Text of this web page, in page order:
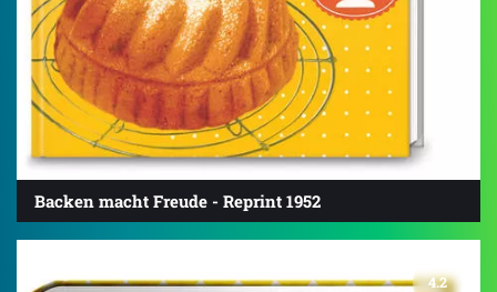
Backen macht Freude - Reprint 1952
4.2